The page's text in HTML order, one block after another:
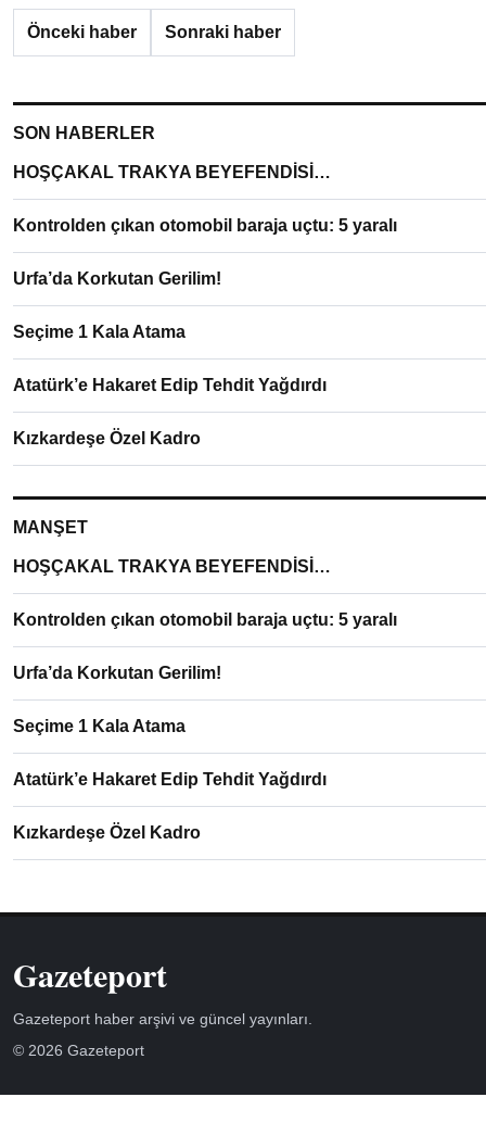
Önceki haber Sonraki haber
SON HABERLER
HOŞÇAKAL TRAKYA BEYEFENDİSİ…
Kontrolden çıkan otomobil baraja uçtu: 5 yaralı
Urfa’da Korkutan Gerilim!
Seçime 1 Kala Atama
Atatürk’e Hakaret Edip Tehdit Yağdırdı
Kızkardeşe Özel Kadro
MANŞET
HOŞÇAKAL TRAKYA BEYEFENDİSİ…
Kontrolden çıkan otomobil baraja uçtu: 5 yaralı
Urfa’da Korkutan Gerilim!
Seçime 1 Kala Atama
Atatürk’e Hakaret Edip Tehdit Yağdırdı
Kızkardeşe Özel Kadro
Gazeteport
Gazeteport haber arşivi ve güncel yayınları.
© 2026 Gazeteport